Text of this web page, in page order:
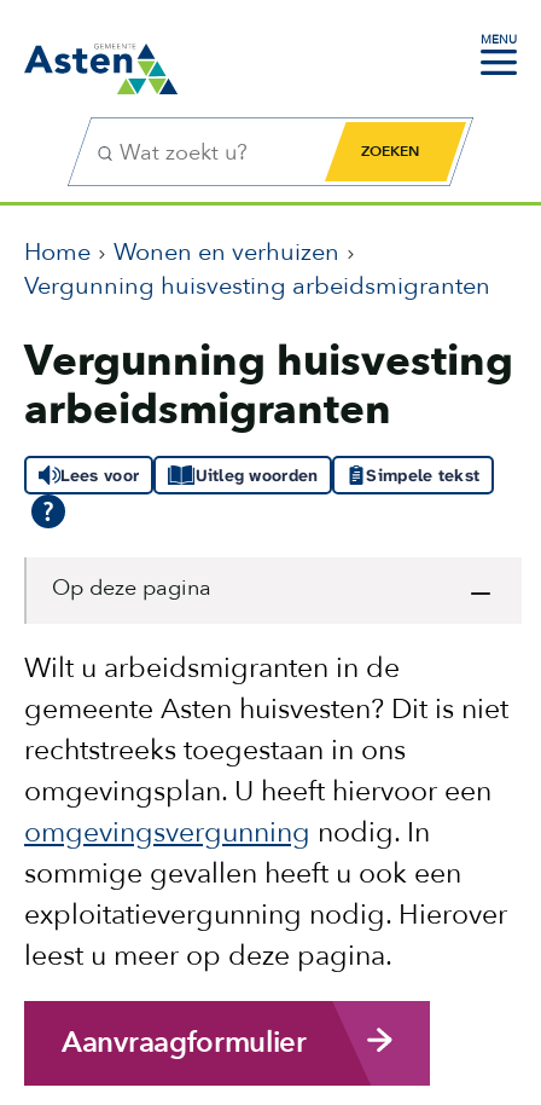
MENU
Zoekfunctie Zoekknop
Home
Wonen en verhuizen
Vergunning huisvesting arbeidsmigranten
Vergunning huisvesting
arbeidsmigranten
Lees voor Uitleg woorden Simpele tekst
Wilt u arbeidsmigranten in de
gemeente Asten huisvesten? Dit is niet
rechtstreeks toegestaan in ons
omgevingsplan. U heeft hiervoor een
omgevingsvergunning nodig. In
sommige gevallen heeft u ook een
exploitatievergunning nodig. Hierover
leest u meer op deze pagina.
Aanvraagformulier
Op deze pagina